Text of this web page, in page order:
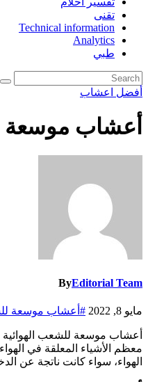
تقنى
Technical information
Analytics
طبي
أفضل اعشاب
أعشاب موسعة
ByEditorial Team
مايو 8, 2022 #أعشاب موسعة
أعشاب موسعة للشعب الهوائية
معظم الأشياء المعلقة في
الهواء، سواء كانت ناتجة عن